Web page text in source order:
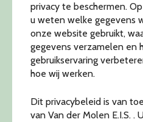
privacy te beschermen.
u weten welke gegevens
onze website gebruikt,
gegevens verzamelen en
gebruikservaring
hoe wij werken.
Dit privacybeleid is van
van Van der Molen E.I.S. .